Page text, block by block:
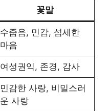
꽃말
수줍음, 민감, 섬세한
마음
여성권익, 존경, 감사
민감한 사랑, 비밀스러
운 사랑